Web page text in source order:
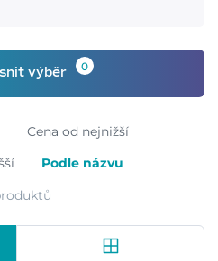
výběr 0
Cena od nejnižší
Podle názvu